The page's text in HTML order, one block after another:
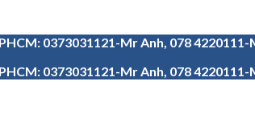
0373031121-Mr Anh, 078
0373031121-Mr Anh, 078